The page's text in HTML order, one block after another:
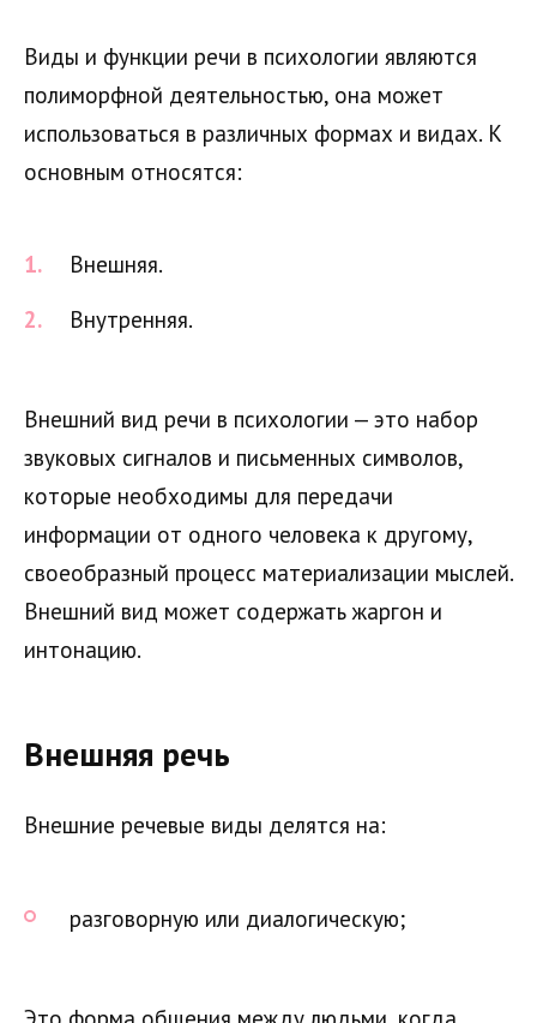
Виды и функции речи в психологии являются
полиморфной деятельностью, она может
использоваться в различных формах и видах. К
основным относятся:
Внешняя.
Внутренняя.
Внешний вид речи в психологии — это набор
звуковых сигналов и письменных символов,
которые необходимы для передачи
информации от одного человека к другому,
своеобразный процесс материализации мыслей.
Внешний вид может содержать жаргон и
интонацию.
Внешняя речь
Внешние речевые виды делятся на:
разговорную или диалогическую;